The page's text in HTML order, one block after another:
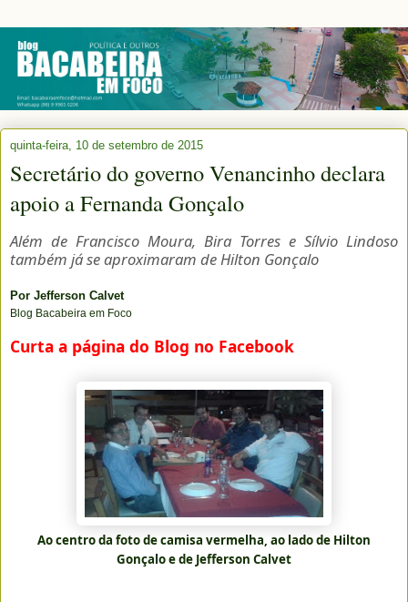
quinta-feira, 10 de setembro de 2015
Secretário do governo Venancinho declara
apoio a Fernanda Gonçalo
Além de Francisco Moura, Bira Torres e Sílvio Lindoso
também já se aproximaram de Hilton Gonçalo
Por Jefferson Calvet
Blog Bacabeira em Foco
Curta a página do Blog no Facebook
Ao centro da foto de camisa vermelha, ao lado de Hilton
Gonçalo e de Jefferson Calvet